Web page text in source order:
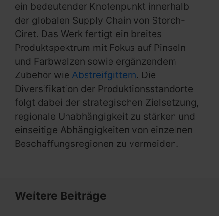
ein bedeutender Knotenpunkt innerhalb
der globalen Supply Chain von Storch-
Ciret. Das Werk fertigt ein breites
Produktspektrum mit Fokus auf Pinseln
und Farbwalzen sowie ergänzendem
Zubehör wie Abstreifgittern. Die
Diversifikation der Produktionsstandorte
folgt dabei der strategischen Zielsetzung,
regionale Unabhängigkeit zu stärken und
einseitige Abhängigkeiten von einzelnen
Beschaffungsregionen zu vermeiden.
Weitere Beiträge